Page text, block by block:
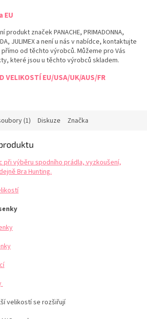
EU
značek PANACHE, PRIMADONNA,
JULIMEX a není u nás v nabídce, kontaktujte
od těchto výrobců. Můžeme pro Vás
které jsou u těchto výrobců skladem.
VELIKOSTÍ EU/USA/UK/AUS/FR
(1) Diskuze Značka
při výběru spodního prádla, vyzkoušení,
Bra Hunting.
velikostí se rozšiřují